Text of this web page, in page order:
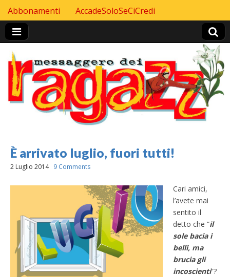
Header Top menu
Skip to content
Abbonamenti AccadeSoloSeCiCredi
È arrivato luglio, fuori tutti!
2 Luglio 2014 9 Comments
Cari amici,
l’avete mai
sentito il
detto che “il
sole bacia i
belli, ma
brucia gli
incoscienti”?